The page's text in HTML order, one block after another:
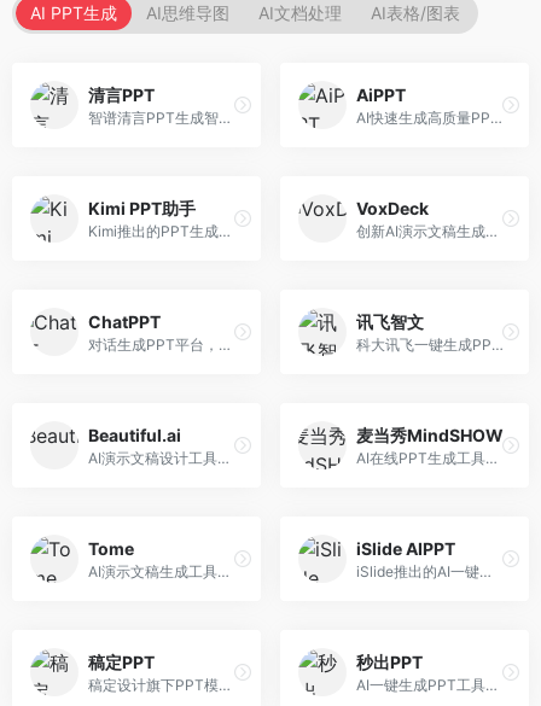
AI PPT生成 AI思维导图 AI文档处理 AI表格/图表
清言PPT
智谱清言PPT生成智能体，基于GLM大模型。面向智谱用户，支持对话生成PPT、内容优化等服务，与智谱生态深度整合。
AiPPT
AI快速生成高质量PPT平台，支持主题定制。面向职场人士和学生，提供一键生成、模板选择、内容优化等服务，PPT制作速度快，设计质量高。
Kimi PPT助手
Kimi推出的PPT生成智能体，整合长文本处理能力。面向职场人士和学生，支持文档解析、PPT生成、内容优化等服务，与Kimi生态深度整合。
VoxDeck
创新AI演示文稿生成工具，支持语音交互创作。面向职场人士，支持语音输入、PPT生成、内容优化等功能，语音创作体验便捷。
ChatPPT
对话生成PPT平台，支持自然语言交互创作。面向职场人士和教育工作者，通过对话方式完成PPT制作，交互体验友好，创作过程直观。
讯飞智文
科大讯飞一键生成PPT和Word工具，整合语音技术。面向职场人士，支持语音输入、文档生成、格式调整等功能，办公效率显著提升。
Beautiful.ai
AI演示文稿设计工具，专注于自动化设计排版。面向职场人士，提供智能排版、模板选择、设计优化等服务，设计美观度高。
麦当秀MindSHOW
AI在线PPT生成工具，支持思维导图转PPT。面向职场人士，提供思维导图导入、PPT生成、模板选择等服务，思维导图转PPT效率高。
Tome
AI演示文稿生成工具，专注于故事化演示创作。面向创业者和营销人员，提供故事叙述、视觉设计、内容生成等服务，演示文稿叙事性强。
iSlide AIPPT
iSlide推出的AI一键设计精美PPT工具。面向PPT设计用户，提供模板库、内容生成、设计优化等服务，与iSlide插件深度整合。
稿定PPT
稿定设计旗下PPT模板资源库，整合AI生成功能。面向设计师和职场人士，提供海量PPT模板、AI内容生成等服务，模板质量高。
秒出PPT
AI一键生成PPT工具，专注于快速演示文稿制作。面向职场人士，支持主题输入、内容生成、模板套用等功能，PPT生成速度快，适合紧急制作场景。